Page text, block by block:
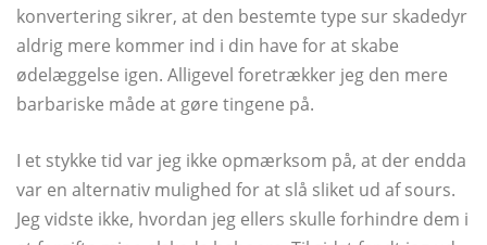
konvertering sikrer, at den bestemte type sur skadedyr
aldrig mere kommer ind i din have for at skabe
ødelæggelse igen. Alligevel foretrækker jeg den mere
barbariske måde at gøre tingene på.
I et stykke tid var jeg ikke opmærksom på, at der endda
var en alternativ mulighed for at slå sliket ud af sours.
Jeg vidste ikke, hvordan jeg ellers skulle forhindre dem i